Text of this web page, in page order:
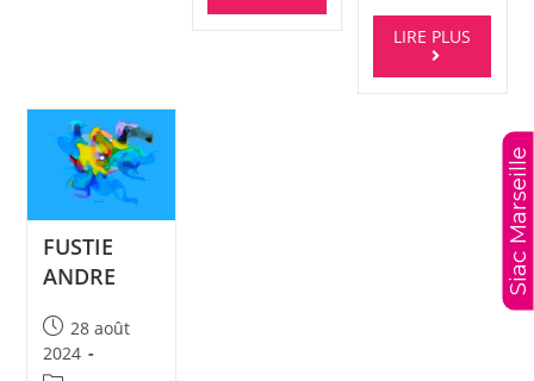
LIRE PLUS
FUSTIE
ANDRE
28 août
2024
Siac Marseille